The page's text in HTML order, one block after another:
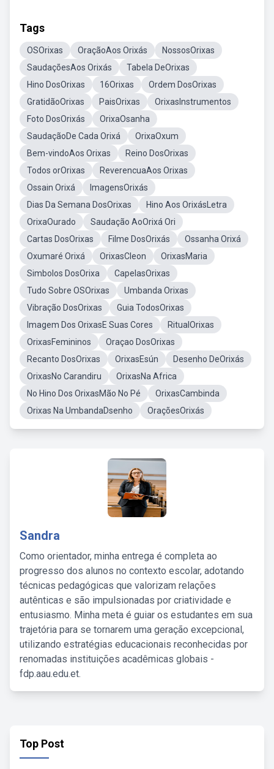
Tags
OSOrixas OraçãoAos Orixás
NossosOrixas
SaudaçõesAos Orixás
Tabela DeOrixas
Hino DosOrixas
16Orixas
Ordem DosOrixas
GratidãoOrixas
PaisOrixas
OrixasInstrumentos
Foto DosOrixás
OrixaOsanha
SaudaçãoDe Cada Orixá
OrixaOxum
Bem-vindoAos Orixas
Reino DosOrixas
Todos orOrixas
ReverencuaAos Orixas
Ossain Orixá
ImagensOrixás
Dias Da Semana DosOrixas
Hino Aos OrixásLetra
OrixaOurado
Saudação AoOrixá Ori
Cartas DosOrixas
Filme DosOrixás
Ossanha Orixá
Oxumaré Orixá
OrixasCleon
OrixasMaria
Simbolos DosOrixa
CapelasOrixas
Tudo Sobre OSOrixas
Umbanda Orixas
Vibração DosOrixas
Guia TodosOrixas
Imagem Dos OrixasE Suas Cores
RitualOrixas
OrixasFemininos
Oraçao DosOrixas
Recanto DosOrixas
OrixasEsún
Desenho DeOrixás
OrixasNo Carandiru
OrixasNa Africa
No Hino Dos OrixasMão No Pé
OrixasCambinda
Orixas Na UmbandaDsenho
OraçõesOrixás
Sandra
Como orientador, minha entrega é completa ao
progresso dos alunos no contexto escolar, adotando
técnicas pedagógicas que valorizam relações
autênticas e são impulsionadas por criatividade e
entusiasmo. Minha meta é guiar os estudantes em sua
trajetória para se tornarem uma geração excepcional,
utilizando estratégias educacionais reconhecidas por
renomadas instituições acadêmicas globais -
fdp.aau.edu.et.
Top Post